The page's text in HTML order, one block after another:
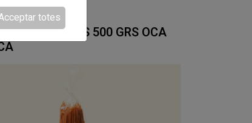
COLORES 500 GRS OCA
totes